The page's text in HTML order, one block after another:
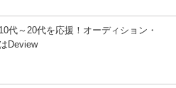
代～20代を応援！オーディション・
Deview